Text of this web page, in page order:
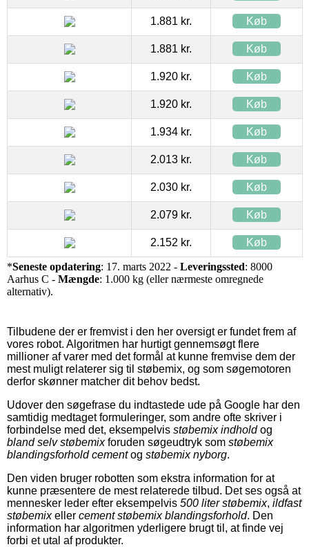
1.881 kr. Køb
1.881 kr. Køb
1.920 kr. Køb
1.920 kr. Køb
1.934 kr. Køb
2.013 kr. Køb
2.030 kr. Køb
2.079 kr. Køb
2.152 kr. Køb
*Seneste opdatering: 17. marts 2022 - Leveringssted: 8000
Aarhus C - Mængde: 1.000 kg (eller nærmeste omregnede
alternativ).
Tilbudene der er fremvist i den her oversigt er fundet frem af
vores robot. Algoritmen har hurtigt gennemsøgt flere
millioner af varer med det formål at kunne fremvise dem der
mest muligt relaterer sig til støbemix, og som søgemotoren
derfor skønner matcher dit behov bedst.
Udover den søgefrase du indtastede ude på Google har den
samtidig medtaget formuleringer, som andre ofte skriver i
forbindelse med det, eksempelvis støbemix indholdog
bland selv støbemixforuden søgeudtryk som støbemix
blandingsforhold cementog støbemix nyborg.
Den viden bruger robotten som ekstra information for at
kunne præsentere de mest relaterede tilbud. Det ses også at
mennesker leder efter eksempelvis 500 liter støbemix, ildfast
støbemixeller cement støbemix blandingsforhold. Den
information har algoritmen yderligere brugt til, at finde vej
forbi et utal af produkter.